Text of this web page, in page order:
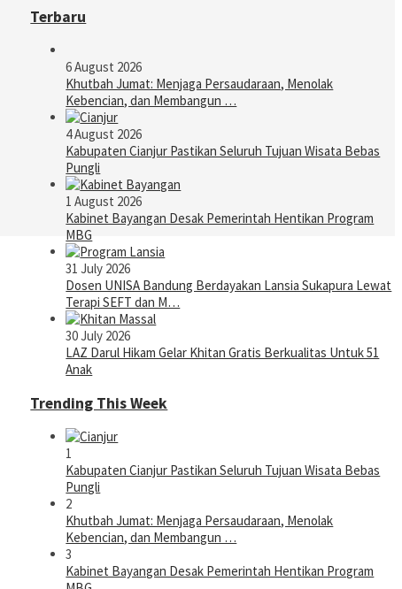
Terbaru
6 August 2026
Khutbah Jumat: Menjaga Persaudaraan, Menolak
Kebencian, dan Membangun …
4 August 2026
Kabupaten Cianjur Pastikan Seluruh Tujuan Wisata Bebas
Pungli
1 August 2026
Kabinet Bayangan Desak Pemerintah Hentikan Program
MBG
31 July 2026
Dosen UNISA Bandung Berdayakan Lansia Sukapura Lewat
Terapi SEFT dan M…
30 July 2026
LAZ Darul Hikam Gelar Khitan Gratis Berkualitas Untuk 51
Anak
Trending This Week
1
Kabupaten Cianjur Pastikan Seluruh Tujuan Wisata Bebas
Pungli
2
Khutbah Jumat: Menjaga Persaudaraan, Menolak
Kebencian, dan Membangun …
3
Kabinet Bayangan Desak Pemerintah Hentikan Program